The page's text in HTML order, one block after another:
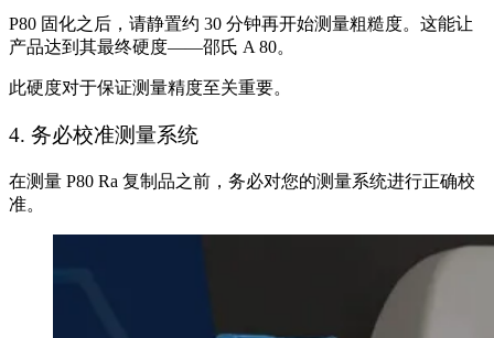
P80 固化之后，请静置约 30 分钟再开始测量粗糙度。这能让
产品达到其最终硬度——邵氏 A 80。
此硬度对于保证测量精度至关重要。
4. 务必校准测量系统
在测量 P80 Ra 复制品之前，务必对您的测量系统进行正确校
准。